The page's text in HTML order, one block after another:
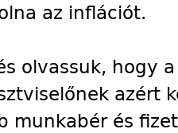
az inflációt.
olvassuk, hogy
azért
munkabér és